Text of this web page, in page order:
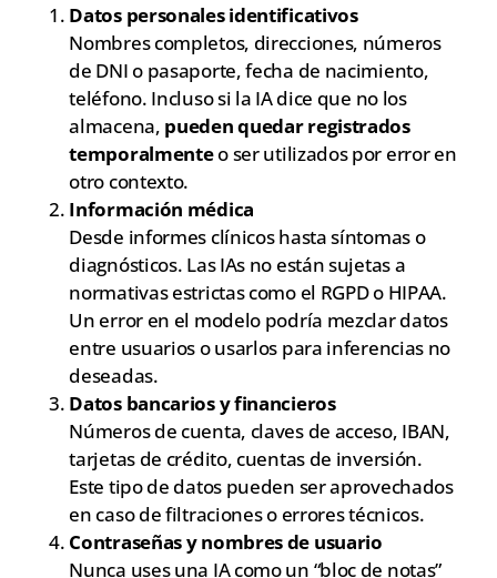
Datos personales identificativos
Nombres completos, direcciones, números
de DNI o pasaporte, fecha de nacimiento,
teléfono. Incluso si la IA dice que no los
almacena, pueden quedar registrados
temporalmenteo ser utilizados por error en
otro contexto.
Información médica
Desde informes clínicos hasta síntomas o
diagnósticos. Las IAs no están sujetas a
normativas estrictas como el RGPD o HIPAA.
Un error en el modelo podría mezclar datos
entre usuarios o usarlos para inferencias no
deseadas.
Datos bancarios y financieros
Números de cuenta, claves de acceso, IBAN,
tarjetas de crédito, cuentas de inversión.
Este tipo de datos pueden ser aprovechados
en caso de filtraciones o errores técnicos.
Contraseñas y nombres de usuario
Nunca uses una IA como un “bloc de notas”